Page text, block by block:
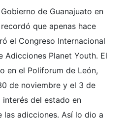
de Guanajuato en
que apenas hace
el Congreso Internacional
Adicciones Planet Youth. El
en el Poliforum de León,
de noviembre y el 3 de
del estado en
las adicciones. Así lo dio a